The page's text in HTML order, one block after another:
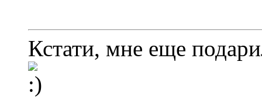
Кстати, мне еще